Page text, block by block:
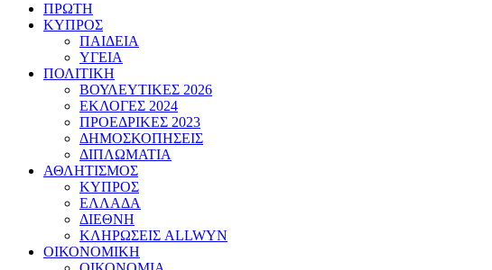
ΠΡΩΤΗ
ΚΥΠΡΟΣ
ΠΑΙΔΕΙΑ
ΥΓΕΙΑ
ΠΟΛΙΤΙΚΗ
ΒΟΥΛΕΥΤΙΚΕΣ 2026
ΕΚΛΟΓΕΣ 2024
ΠΡΟΕΔΡΙΚΕΣ 2023
ΔΗΜΟΣΚΟΠΗΣΕΙΣ
ΔΙΠΛΩΜΑΤΙΑ
ΑΘΛΗΤΙΣΜΟΣ
ΚΥΠΡΟΣ
ΕΛΛΑΔΑ
ΔΙΕΘΝΗ
ΚΛΗΡΩΣΕΙΣ ALLWYN
ΟΙΚΟΝΟΜΙΚΗ